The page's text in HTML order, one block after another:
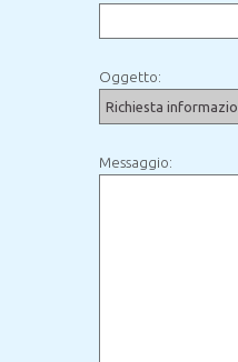
Oggetto:
Messaggio: